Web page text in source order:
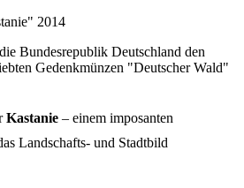
2014
Bundesrepublik Deutschland den
Gedenkmünzen "Deutscher Wald"
Kastanie – einem imposanten
Landschafts- und Stadtbild